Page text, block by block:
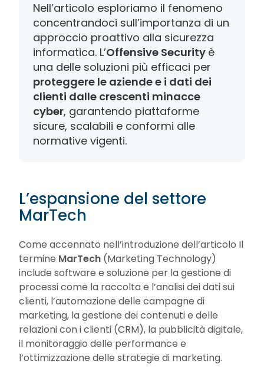
Nell’articolo esploriamo il fenomeno
concentrandoci sull’importanza di un
approccio proattivo alla sicurezza
informatica. L’Offensive Security è
una delle soluzioni più efficaci per
proteggere le aziende e i dati dei
clienti dalle crescenti minacce
cyber, garantendo piattaforme
sicure, scalabili e conformi alle
normative vigenti.
L’espansione del settore
MarTech
Come accennato nell’introduzione dell’articolo Il
termine MarTech (Marketing Technology)
include software e soluzione per la gestione di
processi come la raccolta e l’analisi dei dati sui
clienti, l’automazione delle campagne di
marketing, la gestione dei contenuti e delle
relazioni con i clienti (CRM), la pubblicità digitale,
il monitoraggio delle performance e
l’ottimizzazione delle strategie di marketing.